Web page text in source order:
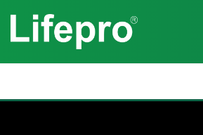
nội
dung